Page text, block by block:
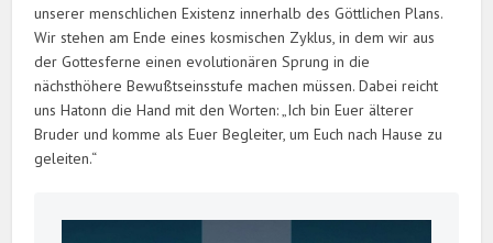
unserer menschlichen Existenz innerhalb des Göttlichen Plans.
Wir stehen am Ende eines kosmischen Zyklus, in dem wir aus
der Gottesferne einen evolutionären Sprung in die
nächsthöhere Bewußtseinsstufe machen müssen. Dabei reicht
uns Hatonn die Hand mit den Worten: „Ich bin Euer älterer
Bruder und komme als Euer Begleiter, um Euch nach Hause zu
geleiten.“